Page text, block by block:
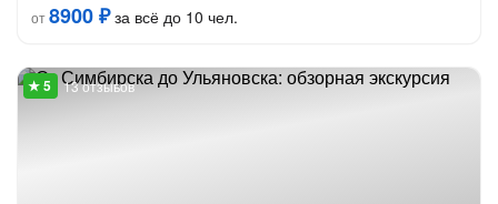
от8900 ₽за всё до 10 чел.
13 отзывов